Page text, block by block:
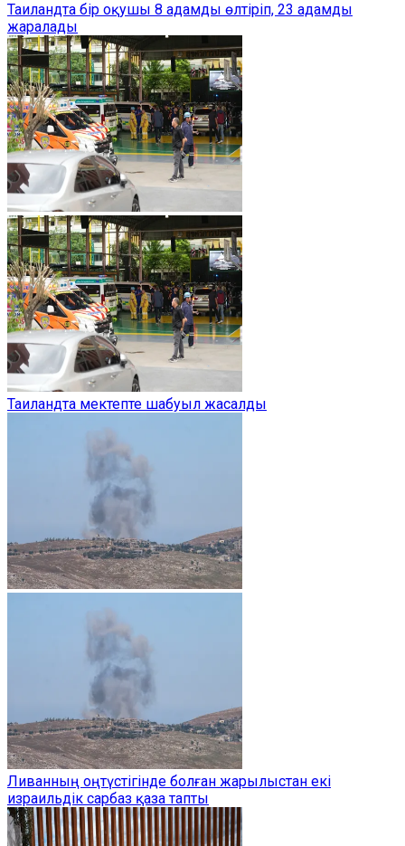
Таиландта бір оқушы 8 адамды өлтіріп, 23 адамды
жаралады
Таиландта мектепте шабуыл жасалды
Ливанның оңтүстігінде болған жарылыстан екі
израильдік сарбаз қаза тапты